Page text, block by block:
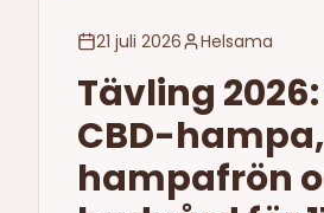
21 juli 2026 Helsama
Tävling
CBD-hampa,
hampafrön